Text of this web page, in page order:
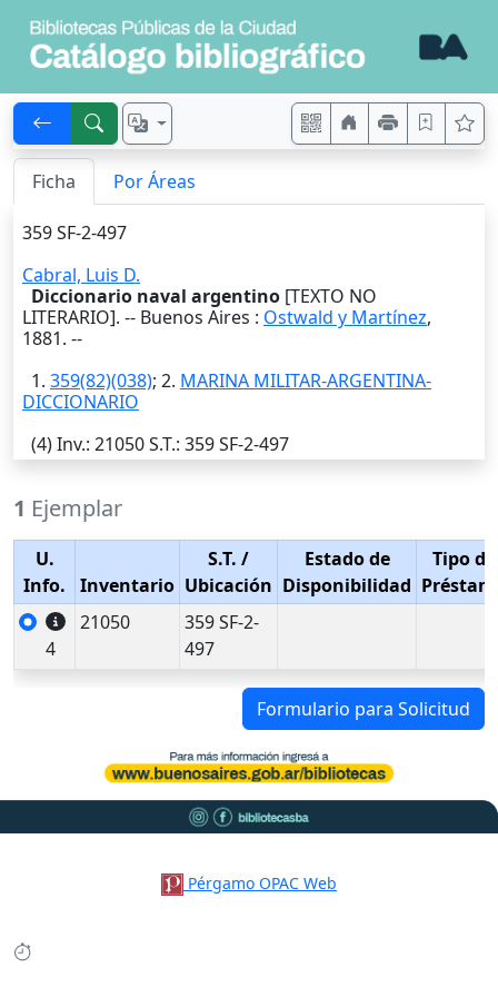
Ficha Por Áreas
359 SF-2-497
Cabral, Luis D.
Diccionario naval argentino [TEXTO NO
LITERARIO]. -- Buenos Aires : Ostwald y Martínez,
1881. --
1. 359(82)(038); 2. MARINA MILITAR-ARGENTINA-
DICCIONARIO
(4)Inv.: 21050S.T.: 359 SF-2-497
1 Ejemplar
U.
Info.
Inventario
S.T. /
Ubicación
Estado de
Disponibilidad
Tipo de
4
21050
359 SF-2-
497
Formulario para Solicitud
Pérgamo OPAC Web